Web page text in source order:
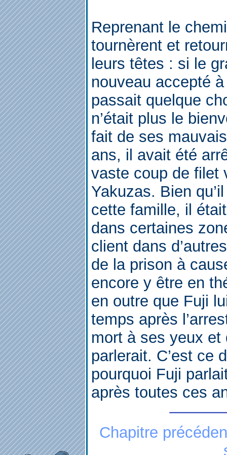
Reprenant le
tournèrent et
leurs têtes : si le
nouveau accepté
passait quelque
n’était plus le
fait de ses
ans, il avait été
vaste coup de filet
Yakuzas. Bien
cette famille, il
dans certaines
client dans
de la prison à
encore y être en
en outre que Fuji
temps après
mort à ses yeux
parlerait. C’est ce
pourquoi Fuji
après toutes ces
Chapitre